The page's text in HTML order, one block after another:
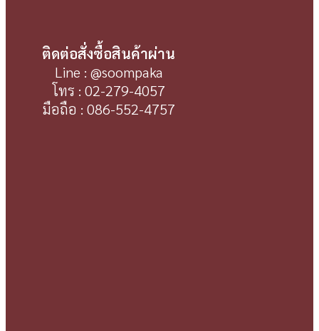
ติดต่อสั่งซื้อสินค้าผ่าน
Line : @soompaka
โทร : 02-279-4057
มือถือ : 086-552-4757